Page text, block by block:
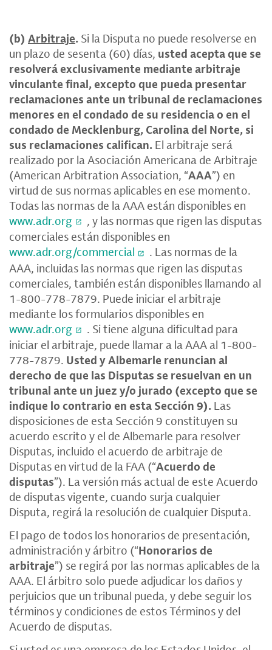
(b) Arbitraje. Si la Disputa no puede resolverse en
un plazo de sesenta (60) días, usted acepta que se
resolverá exclusivamente mediante arbitraje
vinculante final, excepto que pueda presentar
reclamaciones ante un tribunal de reclamaciones
menores en el condado de su residencia o en el
condado de Mecklenburg, Carolina del Norte, si
sus reclamaciones califican. El arbitraje será
realizado por la Asociación Americana de Arbitraje
(American Arbitration Association, “AAA”) en
virtud de sus normas aplicables en ese momento.
Todas las normas de la AAA están disponibles en
www.adr.org
, y las normas que rigen las disputas
comerciales están disponibles en
www.adr.org/commercial
. Las normas de la
AAA, incluidas las normas que rigen las disputas
comerciales, también están disponibles llamando al
1-800-778-7879. Puede iniciar el arbitraje
mediante los formularios disponibles en
www.adr.org
. Si tiene alguna dificultad para
iniciar el arbitraje, puede llamar a la AAA al 1-800-
778-7879. Usted y Albemarle renuncian al
derecho de que las Disputas se resuelvan en un
tribunal ante un juez y/o jurado (excepto que se
indique lo contrario en esta Sección 9). Las
disposiciones de esta Sección 9 constituyen su
acuerdo escrito y el de Albemarle para resolver
Disputas, incluido el acuerdo de arbitraje de
Disputas en virtud de la FAA (“Acuerdo de
disputas”). La versión más actual de este Acuerdo
de disputas vigente, cuando surja cualquier
Disputa, regirá la resolución de cualquier Disputa.
El pago de todos los honorarios de presentación,
administración y árbitro (“Honorarios de
arbitraje”) se regirá por las normas aplicables de la
AAA. El árbitro solo puede adjudicar los daños y
perjuicios que un tribunal pueda, y debe seguir los
términos y condiciones de estos Términos y del
Acuerdo de disputas.